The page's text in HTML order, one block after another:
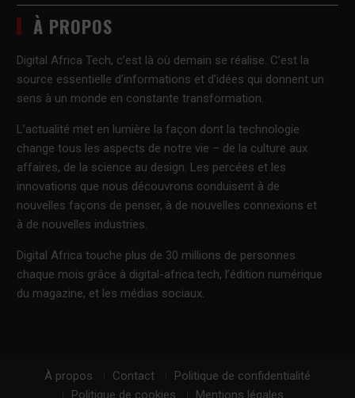
À PROPOS
Digital Africa Tech, c’est là où demain se réalise. C’est la
source essentielle d’informations et d’idées qui donnent un
sens à un monde en constante transformation.
L’actualité met en lumière la façon dont la technologie
change tous les aspects de notre vie – de la culture aux
affaires, de la science au design. Les percées et les
innovations que nous découvrons conduisent à de
nouvelles façons de penser, à de nouvelles connexions et
à de nouvelles industries.
Digital Africa touche plus de 30 millions de personnes
chaque mois grâce à digital-africa.tech, l’édition numérique
du magazine, et les médias sociaux.
À propos Contact
Politique de confidentialité
Politique de cookies
Mentions légales